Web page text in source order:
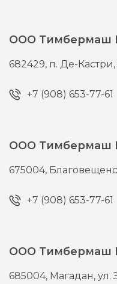
ООО Тимбермаш
682429, п. Де-
+7 (908) 653-77-61
ООО Тимбермаш
675004,
+7 (908) 653-77-61
ООО Тимбермаш
685004, Магадан,ул.